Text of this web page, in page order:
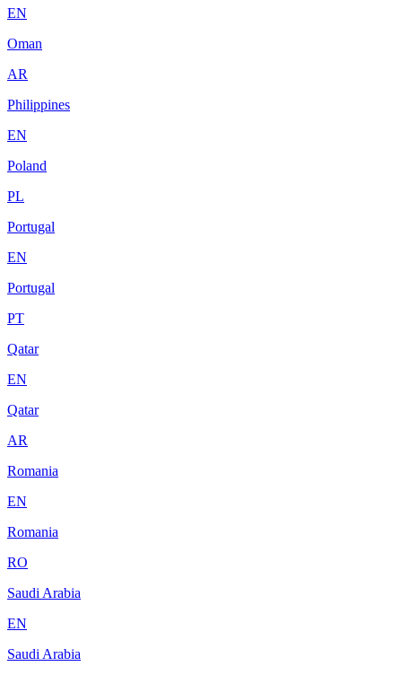
EN
Oman
AR
Philippines
EN
Poland
PL
Portugal
EN
Portugal
PT
Qatar
EN
Qatar
AR
Romania
EN
Romania
RO
Saudi Arabia
EN
Saudi Arabia